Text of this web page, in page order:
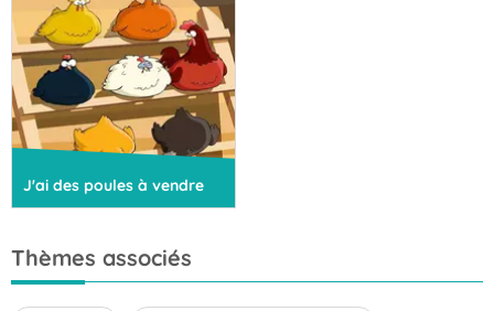
J'ai des poules à vendre
Thèmes associés